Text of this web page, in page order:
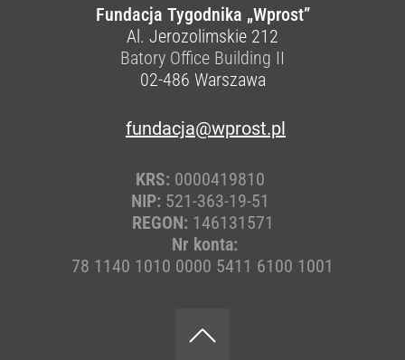
Fundacja Tygodnika „Wprost”
Al. Jerozolimskie 212
Batory Office Building II
02-486 Warszawa
fundacja@wprost.pl
KRS: 0000419810
NIP: 521-363-19-51
REGON: 146131571
Nr konta:
78 1140 1010 0000 5411 6100 1001